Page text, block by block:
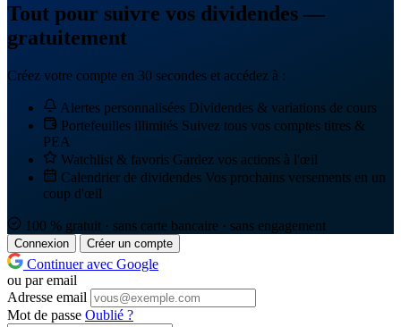
Tout pour suivre vos dividendes —
gratuitement
Créez votre compte en 30 secondes et accédez à :
Alertes personnalisées Dividendes & variations de cours
Portefeuilles illimités Suivez tous vos comptes titres &
PEA
Watchlist & favoris Gardez vos actions à l'œil
Calendrier de dividendes Vos prochains versements en un
coup d'œil
100 % gratuit · sans carte bancaire · sans engagement
Connexion Créer un compte
Continuer avec Google
ou par email
Adresse email
Mot de passe Oublié ?